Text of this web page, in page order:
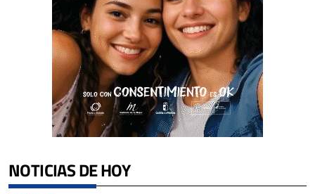
NOTICIAS DE HOY